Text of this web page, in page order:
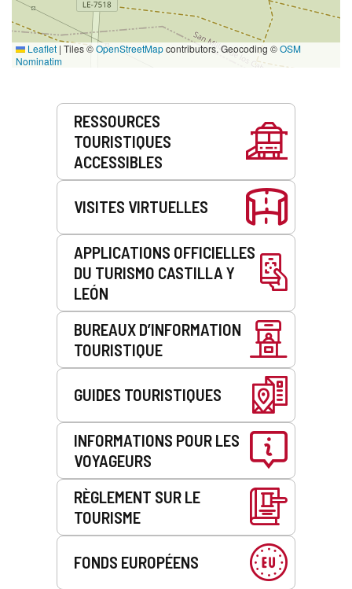
Leaflet | Tiles ©OpenStreetMapcontributors. Geocoding ©OSM
Nominatim
Prestations
RESSOURCES
TOURISTIQUES
ACCESSIBLES
VISITES VIRTUELLES
APPLICATIONS OFFICIELLES
DU TURISMO CASTILLA Y
LEÓN
BUREAUX D’INFORMATION
TOURISTIQUE
GUIDES TOURISTIQUES
INFORMATIONS POUR LES
VOYAGEURS
RÈGLEMENT SUR LE
TOURISME
FONDS EUROPÉENS